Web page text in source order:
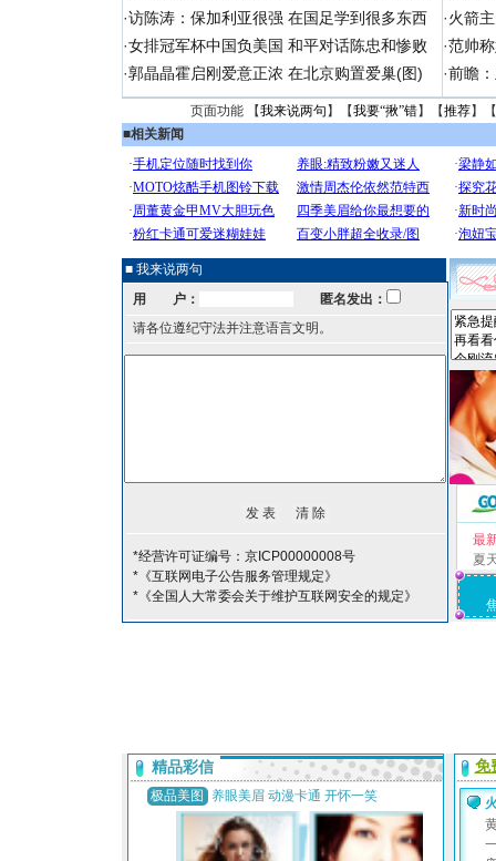
·访陈涛：保加利亚很强 在国足学到很多东西
·女排冠军杯中国负美国 和平对话陈忠和惨败
·郭晶晶霍启刚爱意正浓 在北京购置爱巢(图)
·火箭
·范帅
·前瞻
页面功能 【我来说两句 】【我要“揪”错】【推荐】
■相关新闻
■ 我来说两句
用 户：
匿名发出：
请各位遵纪守法并注意语言文明。
*经营许可证编号：京ICP00000008号
*《互联网电子公告服务管理规定》
*《全国人大常委会关于维护互联网安全的规定》
最
夏